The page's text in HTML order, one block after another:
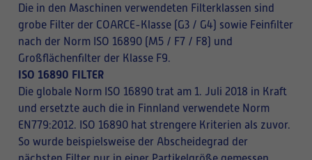
Die in den Maschinen verwendeten Filterklassen sind
grobe Filter der COARCE-Klasse (G3 / G4) sowie Feinfilter
nach der Norm ISO 16890 (M5 / F7 / F8) und
Großflächenfilter der Klasse F9.
ISO 16890 FILTER
Die globale Norm ISO 16890 trat am 1. Juli 2018 in Kraft
und ersetzte auch die in Finnland verwendete Norm
EN779:2012. ISO 16890 hat strengere Kriterien als zuvor.
So wurde beispielsweise der Abscheidegrad der